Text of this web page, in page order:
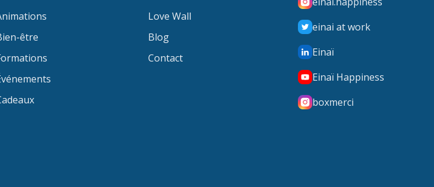
être
Love Wall
Blog
Contact
einai at work
Einaï
Einaï Happiness
boxmerci